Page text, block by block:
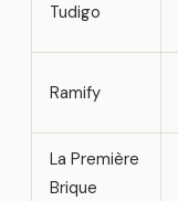
Tudigo
Ramify
La Première
Brique